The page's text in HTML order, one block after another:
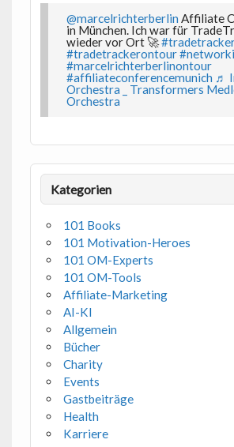
@marcelrichterberlin Affiliate
in München. Ich war für
wieder vor Ort 🚀
#tradetrackerontour
#marcelrichterberlinontour
#affiliateconferencemunich ♬
Orchestra _ Transformers
Orchestra
Kategorien
101 Books
101 Motivation-Heroes
101 OM-Experts
101 OM-Tools
Affiliate-Marketing
AI-KI
Allgemein
Bücher
Charity
Events
Gastbeiträge
Health
Karriere